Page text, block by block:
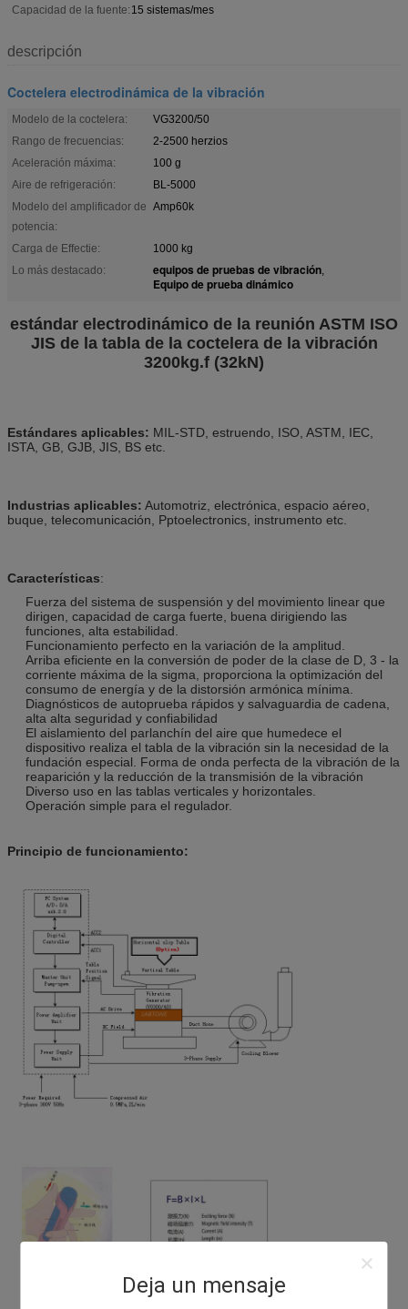
Deja un mensaje
Capacidad de la fuente: 15 sistemas/mes
descripción
Coctelera electrodinámica de la vibración
Modelo de la coctelera:
VG3200/50
Rango de frecuencias:
2-2500 herzios
Aceleración máxima:
100 g
Aire de refrigeración:
BL-5000
Modelo del amplificador de
potencia:
Amp60k
Carga de Effectie:
1000 kg
Lo más destacado:
equipos de pruebas de vibración,
Equipo de prueba dinámico
estándar electrodinámico de la reunión ASTM ISO
JIS de la tabla de la coctelera de la vibración
3200kg.f (32kN)
Estándares aplicables: MIL-STD, estruendo, ISO, ASTM, IEC,
ISTA, GB, GJB, JIS, BS etc.
Industrias aplicables: Automotriz, electrónica, espacio aéreo,
buque, telecomunicación, Pptoelectronics, instrumento etc.
Características:
Fuerza del sistema de suspensión y del movimiento linear que
dirigen, capacidad de carga fuerte, buena dirigiendo las
funciones, alta estabilidad.
Funcionamiento perfecto en la variación de la amplitud.
Arriba eficiente en la conversión de poder de la clase de D, 3 - la
corriente máxima de la sigma, proporciona la optimización del
consumo de energía y de la distorsión armónica mínima.
Diagnósticos de autoprueba rápidos y salvaguardia de cadena,
alta alta seguridad y confiabilidad
El aislamiento del parlanchín del aire que humedece el
dispositivo realiza el tabla de la vibración sin la necesidad de la
fundación especial. Forma de onda perfecta de la vibración de la
reaparición y la reducción de la transmisión de la vibración
Diverso uso en las tablas verticales y horizontales.
Operación simple para el regulador.
Principio de funcionamiento: